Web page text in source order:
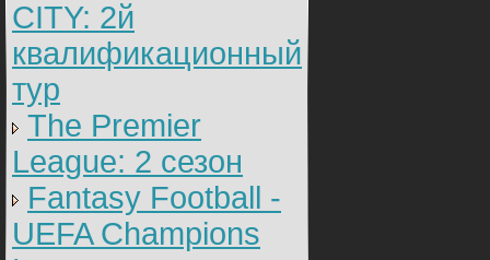
CITY: 2й
квалификационный
тур
The Premier
League: 2 cезон
Fantasy Football -
UEFA Champions